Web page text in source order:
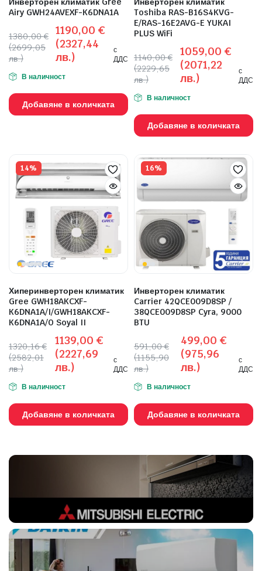
Airy GWH24AVEXF-K6DNA1A
1380,00€
(2699,05
лв.)
1190,00 €
(2327,44
лв.)
с
ДДС
В наличност
Добавяне в количката
Toshiba RAS-B16S4KVG-
E/RAS-16E2AVG-E YUKAI
PLUS WiFi
1140,00€
(2229,65
лв.)
1059,00 €
(2071,22
лв.)
с
ДДС
В наличност
Добавяне в количката
14%
Хиперинверторен климатик
Gree GWH18AKCXF-
K6DNA1A/I/GWH18AKCXF-
K6DNA1A/O Soyal II
1320,16€
(2582,01
лв.)
1139,00 €
(2227,69
лв.)
с
ДДС
В наличност
Добавяне в количката
16%
Инверторен климатик
Carrier 42QCE009D8SP /
38QCE009D8SP Cyra, 9000
BTU
591,00€
(1155,90
лв.)
499,00€
(975,96
лв.)
с
ДДС
В наличност
Добавяне в количката